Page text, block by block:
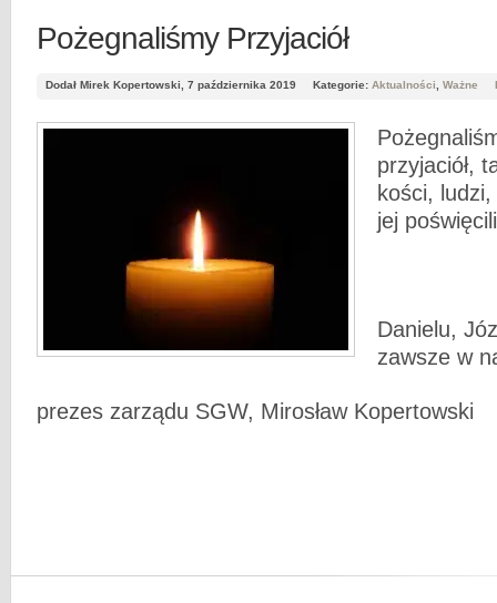
Pożegnaliśmy Przyjaciół
Dodał Mirek Kopertowski, 7 października 2019 Kategorie: Aktualności, Ważne
przyjaciół,
kości,
jej
Danielu,
zawsze w
prezes zarządu SGW, Mirosław Kopertowski